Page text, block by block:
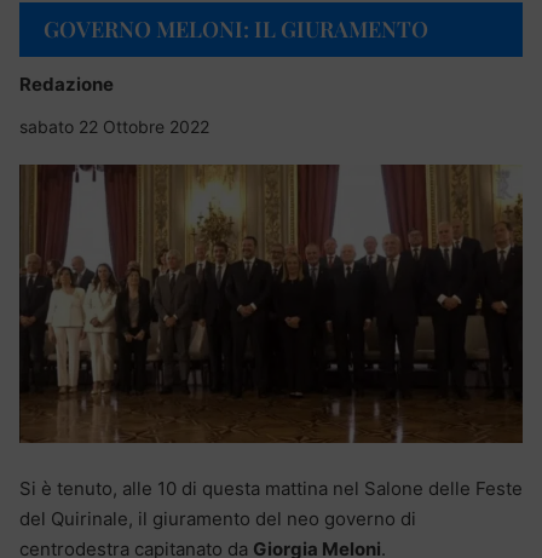
GOVERNO MELONI: IL GIURAMENTO
Redazione
sabato 22 Ottobre 2022
Si è tenuto, alle 10 di questa mattina nel Salone delle Feste
del Quirinale, il giuramento del neo governo di
centrodestra capitanato da Giorgia Meloni.